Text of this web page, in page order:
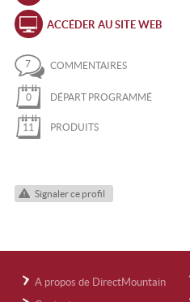
ACCÉDER AU SITE WEB
7 COMMENTAIRES
0 DÉPART PROGRAMMÉ
11 PRODUITS
Signaler ce profil
A propos de DirectMountain